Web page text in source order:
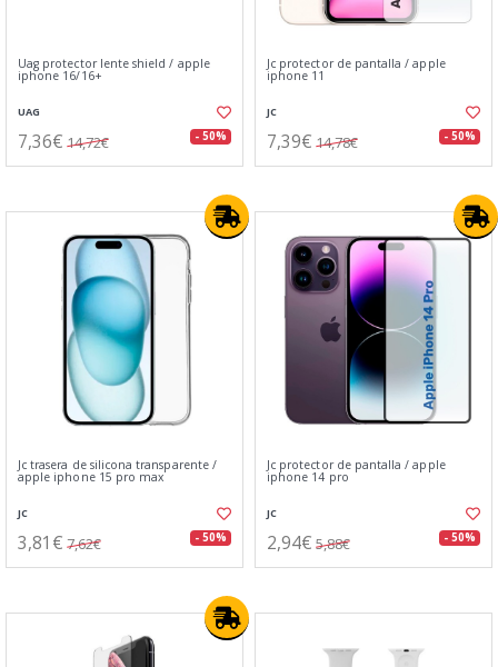
Uag protector lente shield / apple
iphone 16/16+
UAG
7,36€ 14,72€ - 50%
Jc protector de pantalla / apple
iphone 11
JC
7,39€ 14,78€ - 50%
Jc trasera de silicona transparente /
apple iphone 15 pro max
JC
3,81€ 7,62€ - 50%
Jc protector de pantalla / apple
iphone 14 pro
JC
2,94€ 5,88€ - 50%